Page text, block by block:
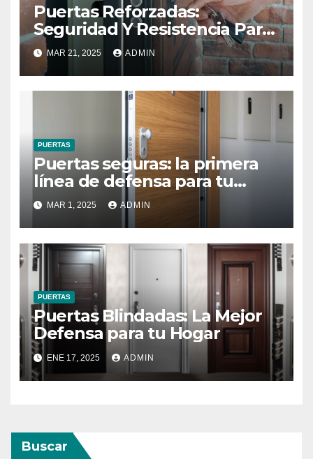
Puertas Reforzadas:
Seguridad Y Resistencia Para
Tu Hogar
MAR 21, 2025 ADMIN
PUERTAS
Puertas seguras: la primera
línea de defensa para tu
hogar y negocio
MAR 1, 2025 ADMIN
PUERTAS
Puertas Blindadas: La Mejor
Defensa para tu Hogar
ENE 17, 2025 ADMIN
Buscar